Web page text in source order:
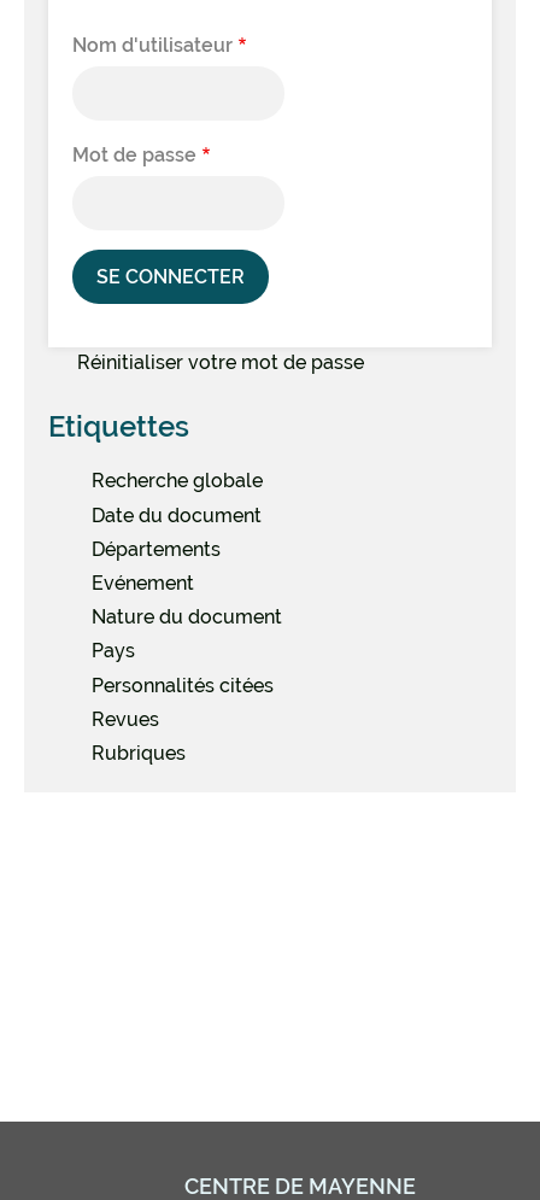
Nom d'utilisateur
Mot de passe
Réinitialiser votre mot de passe
Etiquettes
Recherche globale
Date du document
Départements
Evénement
Nature du document
Pays
Personnalités citées
Revues
Rubriques
CENTRE DE MAYENNE